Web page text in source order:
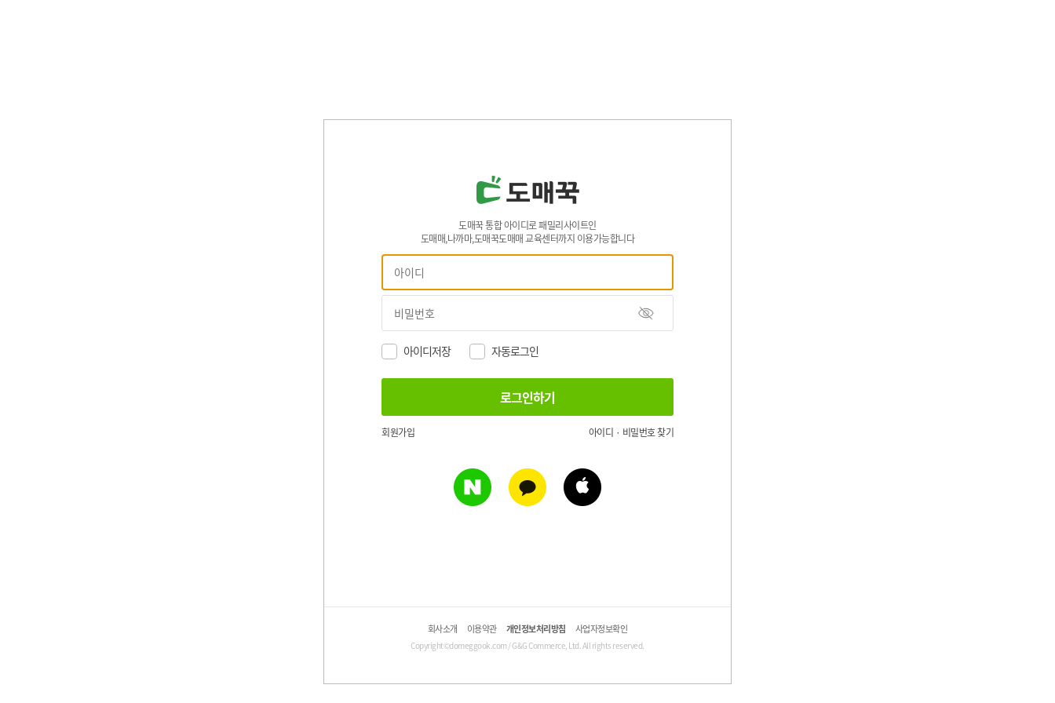
도매꾹 통합 아이디로 패밀리사이트인
도매매,나까마,도매꾹도매매 교육센터까지 이용가능합니다
아이디저장 자동로그인
회원가입 아이디 · 비밀번호 찾기
회사소개 이용약관 개인정보처리방침 사업자정보확인
Copyright©domeggook.com / G&G Commerce, Ltd. All rights reserved.